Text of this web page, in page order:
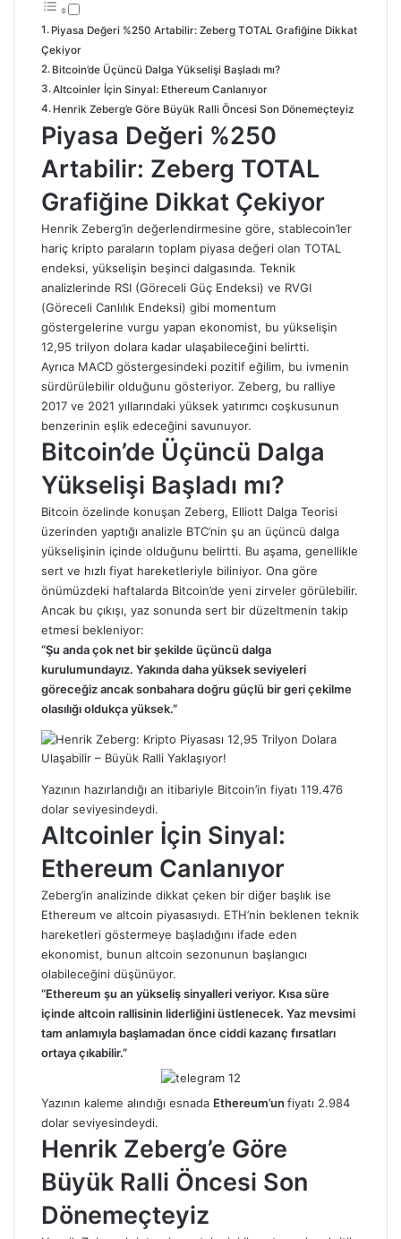
Piyasa Değeri %250 Artabilir: Zeberg TOTAL Grafiğine Dikkat
Çekiyor
Bitcoin’de Üçüncü Dalga Yükselişi Başladı mı?
Altcoinler İçin Sinyal: Ethereum Canlanıyor
Henrik Zeberg’e Göre Büyük Ralli Öncesi Son Dönemeçteyiz
Piyasa Değeri %250
Artabilir: Zeberg TOTAL
Grafiğine Dikkat Çekiyor
Henrik Zeberg’in değerlendirmesine göre, stablecoin’ler
hariç kripto paraların toplam piyasa değeri olan TOTAL
endeksi, yükselişin beşinci dalgasında. Teknik
analizlerinde RSI (Göreceli Güç Endeksi) ve RVGI
(Göreceli Canlılık Endeksi) gibi momentum
göstergelerine vurgu yapan ekonomist, bu yükselişin
12,95 trilyon dolara kadar ulaşabileceğini belirtti.
Ayrıca MACD göstergesindeki pozitif eğilim, bu ivmenin
sürdürülebilir olduğunu gösteriyor. Zeberg, bu ralliye
2017 ve 2021 yıllarındaki yüksek yatırımcı coşkusunun
benzerinin eşlik edeceğini savunuyor.
Bitcoin’de Üçüncü Dalga
Yükselişi Başladı mı?
Bitcoin özelinde konuşan Zeberg, Elliott Dalga Teorisi
üzerinden yaptığı analizle BTC’nin şu an üçüncü dalga
yükselişinin içinde olduğunu belirtti. Bu aşama, genellikle
sert ve hızlı fiyat hareketleriyle biliniyor. Ona göre
önümüzdeki haftalarda Bitcoin’de yeni zirveler görülebilir.
Ancak bu çıkışı, yaz sonunda sert bir düzeltmenin takip
etmesi bekleniyor:
“Şu anda çok net bir şekilde üçüncü dalga
kurulumundayız. Yakında daha yüksek seviyeleri
göreceğiz ancak sonbahara doğru güçlü bir geri çekilme
olasılığı oldukça yüksek.”
Yazının hazırlandığı an itibariyle Bitcoin’in fiyatı 119.476
dolar seviyesindeydi.
Altcoinler İçin Sinyal:
Ethereum Canlanıyor
Zeberg’in analizinde dikkat çeken bir diğer başlık ise
Ethereum ve altcoin piyasasıydı. ETH’nin beklenen teknik
hareketleri göstermeye başladığını ifade eden
ekonomist, bunun altcoin sezonunun başlangıcı
olabileceğini düşünüyor.
“Ethereum şu an yükseliş sinyalleri veriyor. Kısa süre
içinde altcoin rallisinin liderliğini üstlenecek. Yaz mevsimi
tam anlamıyla başlamadan önce ciddi kazanç fırsatları
ortaya çıkabilir.”
Yazının kaleme alındığı esnada Ethereum’un fiyatı 2.984
dolar seviyesindeydi.
Henrik Zeberg’e Göre
Büyük Ralli Öncesi Son
Dönemeçteyiz